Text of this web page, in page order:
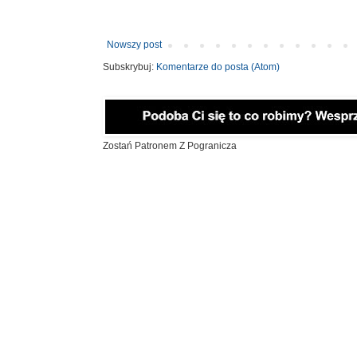
Nowszy post
Subskrybuj: Komentarze do posta (Atom)
Zostań Patronem Z Pogranicza